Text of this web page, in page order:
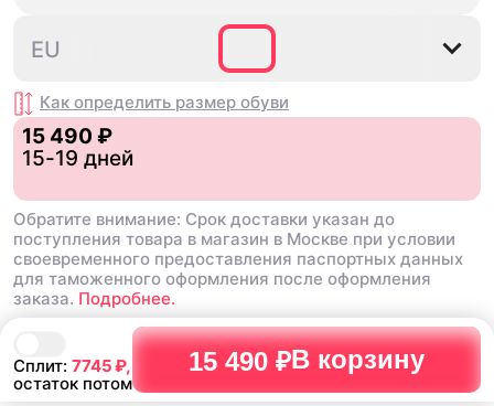
Сплит: 7745₽,
остаток потом
15 490 ₽В корзину
39
EU
Как определить размер обуви
15 490 ₽
15-19 дней
Обратите внимание: Срок доставки указан до
поступления товара в магазин в Москве при условии
своевременного предоставления паспортных данных
для таможенного оформления после оформления
заказа. Подробнее.